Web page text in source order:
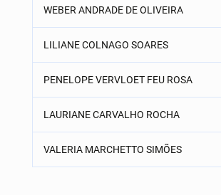
WEBER ANDRADE DE OLIVEIRA
LILIANE COLNAGO SOARES
PENELOPE VERVLOET FEU ROSA
LAURIANE CARVALHO ROCHA
VALERIA MARCHETTO SIMÕES